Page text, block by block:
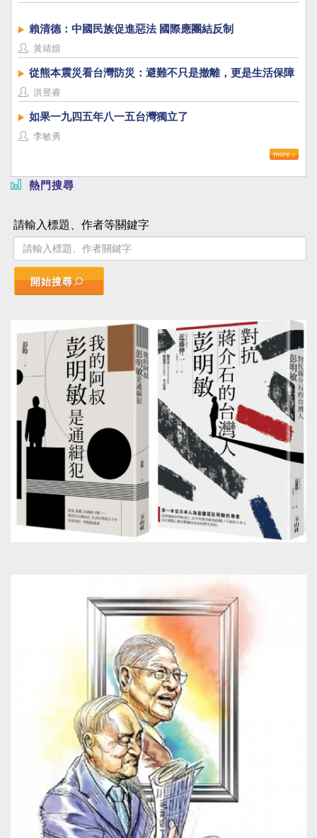
賴清德：中國民族促進惡法 國際應團結反制
黃靖媗
從熊本震災看台灣防災：避難不只是撤離，更是生活保障
洪昱睿
如果一九四五年八一五台灣獨立了
李敏勇
熱門搜尋
請輸入標題、作者等關鍵字
開始搜尋